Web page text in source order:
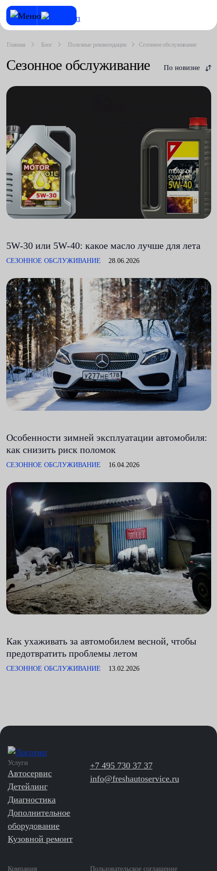
Главная Блог Полезные рекомендации Сезонное обслуживание
Сезонное обслуживание По новизне
5W-30 или 5W-40: какое масло лучше для лета
СЕЗОННОЕ ОБСЛУЖИВАНИЕ 28.06.2026
Особенности зимней эксплуатации автомобиля:
как снизить риск поломок
СЕЗОННОЕ ОБСЛУЖИВАНИЕ 16.04.2026
Как ухаживать за автомобилем весной, чтобы
предотвратить проблемы летом
СЕЗОННОЕ ОБСЛУЖИВАНИЕ 13.02.2026
Услуги
Автосервис
Детейлинг
Диагностика
Дополнительное
оборудование
Кузовной ремонт
Компания Пользовательское соглашение
+7 495 730 37 37
info@freshautoservice.ru